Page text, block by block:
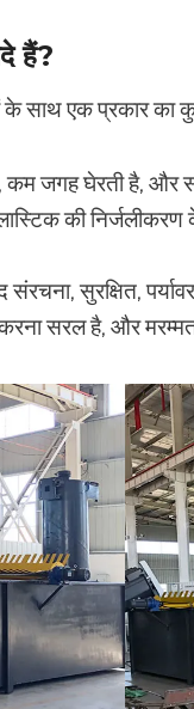
हैं?
के साथ एक प्रकार
कम जगह घेरती है,
की
सुरक्षित,
करना सरल है, और